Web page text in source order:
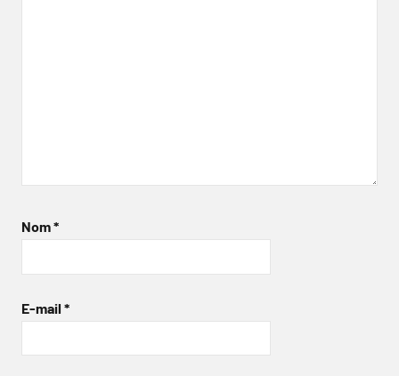
Nom*
E-mail *